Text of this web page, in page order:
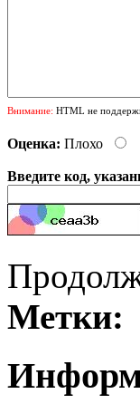
Внимание: HTML не
Оценка: Плохо
Введите код,
Метки: